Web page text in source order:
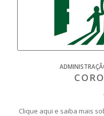
Clique aqui e saiba mais